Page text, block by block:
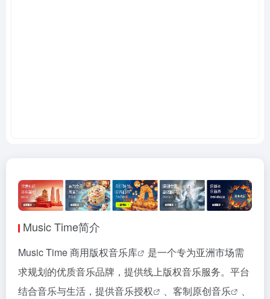
Music Time简介
Music Time商用版权音乐库
是一个专为亚洲市场需
求规划的优质音乐品牌，提供线上版权音乐服务。平台
结合音乐与生活，提供音乐授权 、 客制原创音乐
、